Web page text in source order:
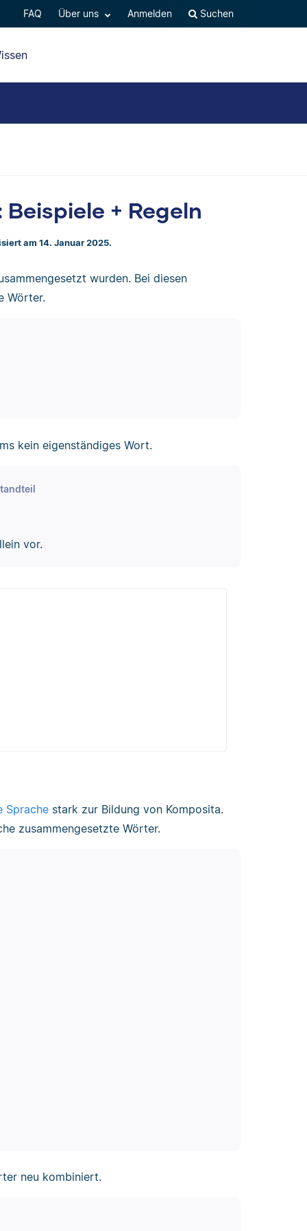
FAQ Über uns Anmelden Suchen
+ Regeln
am 14. Januar 2025.
wurden. Bei diesen
Wörter.
kein eigenständiges Wort.
vor.
Sprache stark zur Bildung von Komposita.
zusammengesetzte Wörter.
neu kombiniert.